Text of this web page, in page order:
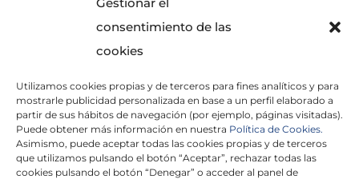
consentimiento de las
cookies
Utilizamos cookies propias y de terceros para fines analíticos y para
mostrarle publicidad personalizada en base a un perfil elaborado a
partir de sus hábitos de navegación (por ejemplo, páginas visitadas).
Puede obtener más información en nuestra Política de Cookies.
Asimismo, puede aceptar todas las cookies propias y de terceros
que utilizamos pulsando el botón “Aceptar”, rechazar todas las
cookies pulsando el botón “Denegar” o acceder al panel de
He leído y acepto laPolítica de Privacidad